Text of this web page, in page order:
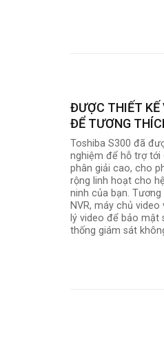
ĐƯỢC THIẾT KẾ
ĐỂ TƯƠNG
Toshiba S300 đã
nghiệm để hỗ trợ
phân giải cao, cho
rộng linh hoạt cho
ninh của bạn. Tương
NVR, máy chủ
lý video để bảo mật
thống giám sát